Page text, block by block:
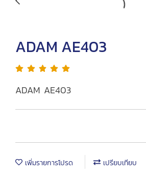
ADAM AE403
ADAM AE403
เพิ่มรายการโปรด เปรียบเทียบ